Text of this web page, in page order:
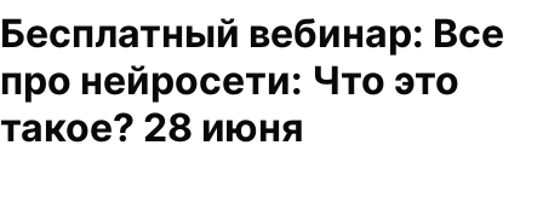
Бесплатный вебинар: Все
про нейросети: Что это
такое? 28 июня